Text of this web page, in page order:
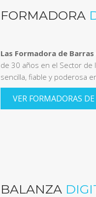
FORMADORA
Las Formadora de Barras
de 30 años en el Sector de
sencilla, fiable y poderosa
VER FORMADORAS
BALANZA